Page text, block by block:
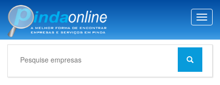
T
o
g
g
n